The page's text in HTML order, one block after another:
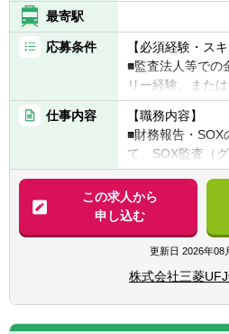
最寄駅
応募条件
【必須経験・スキ
■監査法人等での
リー経験、また
があり、SOX監
■公認会計士（
の知見を有する方
■（グローバル
レベルの英語力
仕事内容
【職務内容】
■財務報告・SOX
て、SOX監査（
■リスクアセスメ
■経営陣や本部各
改善に向けた助
【具体的には】
＜グローバル＞
■海外拠点の財務
セスメント及び
■欧州・米州・ア
この求人から
申し込む
更新日 2026年08
株式会社三菱